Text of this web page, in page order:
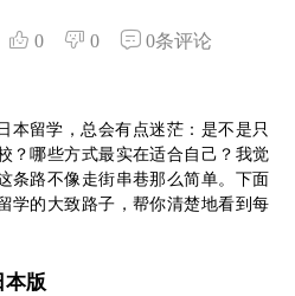
0 0
0条评论
本留学，总会有点迷茫：是不是只
？哪些方式最实在适合自己？我觉
条路不像走街串巷那么简单。下面
学的大致路子，帮你清楚地看到每
本版